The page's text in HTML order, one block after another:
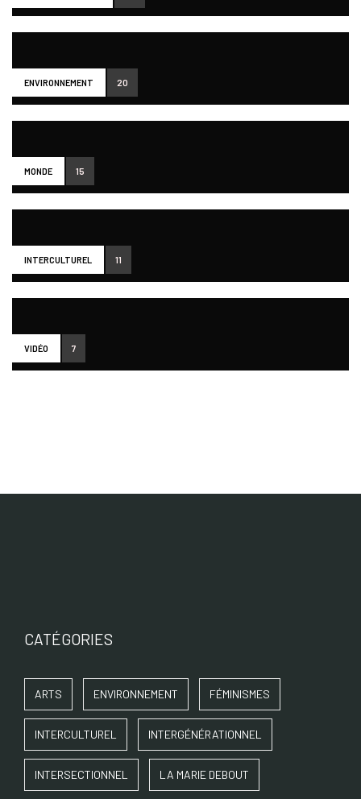
ENVIRONNEMENT 20
MONDE 15
INTERCULTUREL 11
VIDÉO 7
CATÉGORIES
ARTS ENVIRONNEMENT FÉMINISMES
INTERCULTUREL INTERGÉNÉRATIONNEL
INTERSECTIONNEL LA MARIE DEBOUT